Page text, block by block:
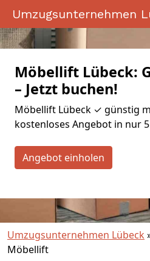
Umzugsunternehmen
Möbellift Lübeck:
– Jetzt buchen!
Möbellift Lübeck ✓ günstig
kostenloses Angebot in nur
Angebot einholen
Umzugsunternehmen Lübeck
Möbellift